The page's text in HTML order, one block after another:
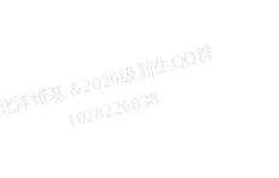
北
洋
维
基
＆
2
0
2
6
级
新
生
Q
Q
群
1
0
2
8
2
2
6
8
3
8